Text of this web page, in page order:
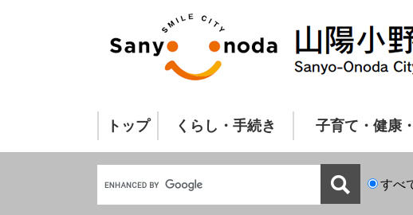
トップ くらし・手続き 子育て・健康
すべ